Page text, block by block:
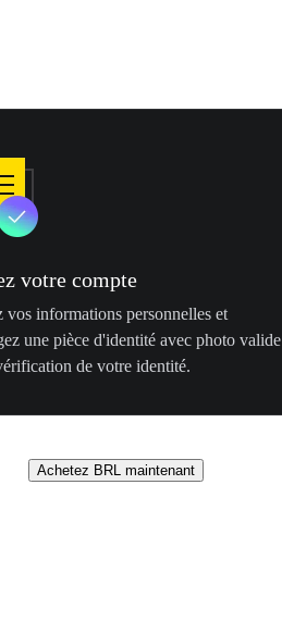
votre compte
vos informations personnelles et
une pièce d'identité avec photo valide
de votre identité.
Achetez BRL maintenant